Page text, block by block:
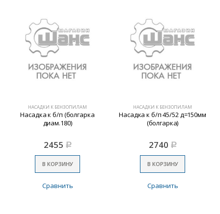
НАСАДКИ К БЕНЗОПИЛАМ
Насадка к б/п (болгарка
диам.180)
2455 Р
В КОРЗИНУ
Сравнить
НАСАДКИ К БЕНЗОПИЛАМ
Насадка к б/п 45/52 д=150мм
(болгарка)
2740 Р
В КОРЗИНУ
Сравнить